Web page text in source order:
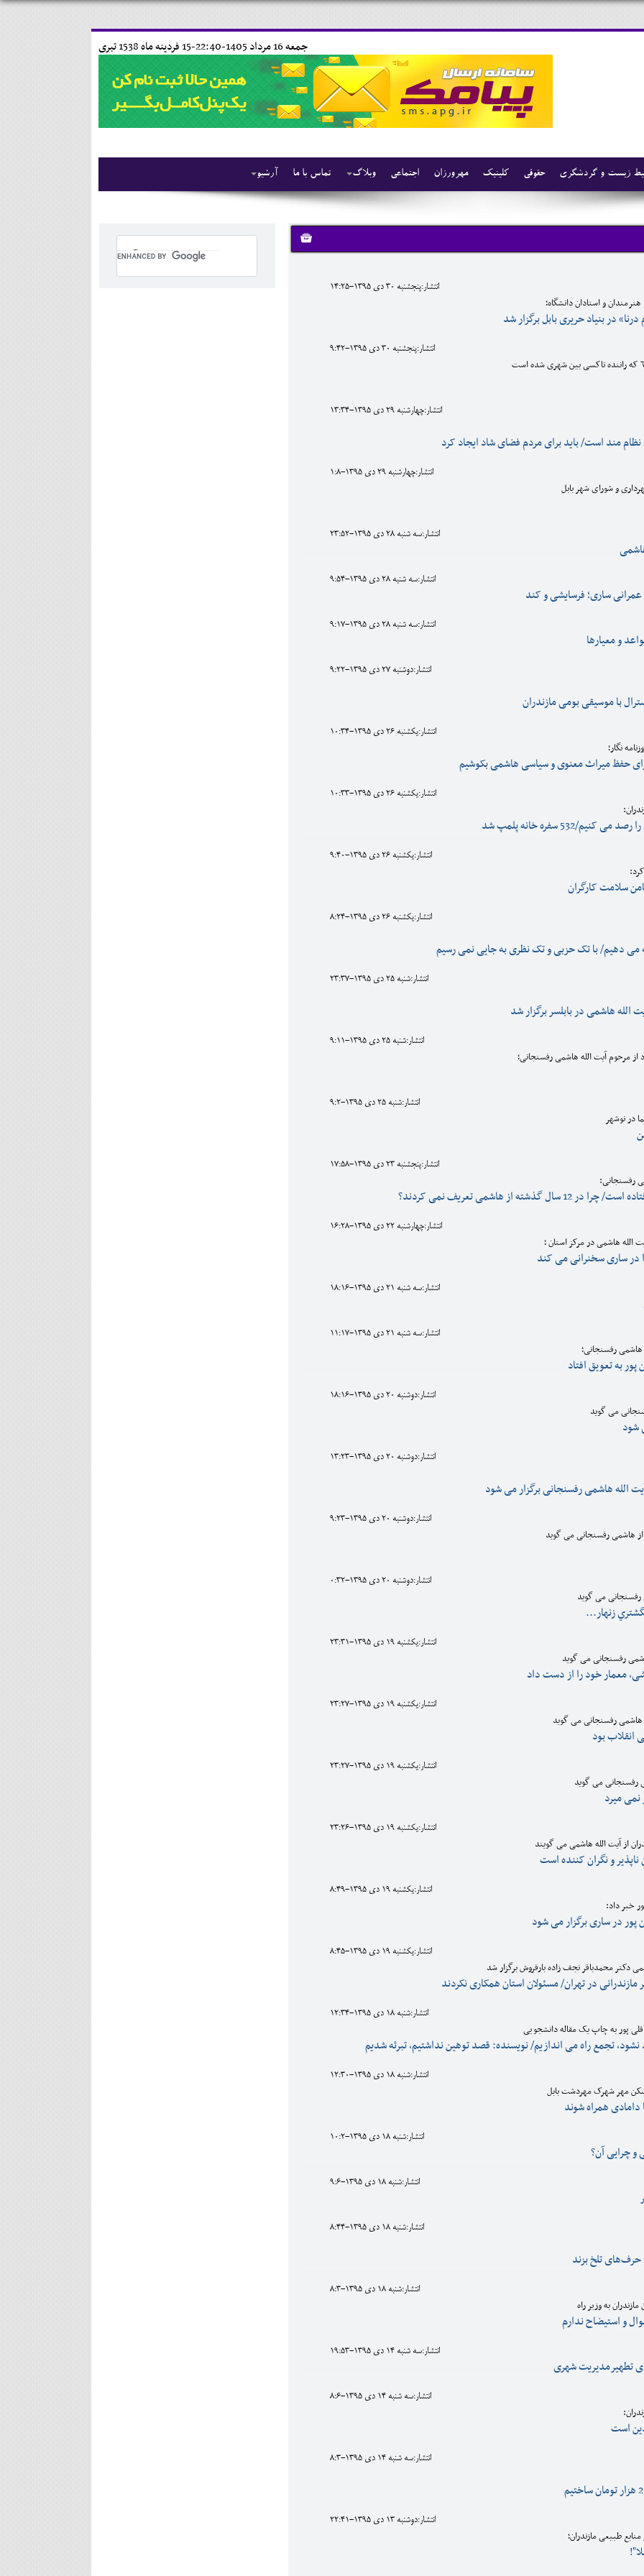
15 فردينه ماه 1538 تبری جمعه 16 مرداد 1405-22:40-
آرشیو تماس با ما وبلاگ اجتماعی مهرورزان کلینیک حقوقی زیست و گردشگری
انتشار:پنجشنبه 30 دی 1395-14:25
و استادان دانشگاه؛
در بنیاد حریری بابل برگزار شد
انتشار:پنجشنبه 30 دی 1395-9:42
انتشار:چهارشنبه 29 دی 1395-13:34
مند است/ باید برای مردم فضای شاد ایجاد کرد
انتشار:چهارشنبه 29 دی 1395-1:8
و شورای شهر بابل
انتشار:سه شنبه 28 دی 1395-23:52
انتشار:سه شنبه 28 دی 1395-9:54
ساری؛ فرسایشی و کند
انتشار:سه شنبه 28 دی 1395-9:17
و معیارها
انتشار:دوشنبه 27 دی 1395-9:22
با موسیقی بومی مازندران
انتشار:يکشنبه 26 دی 1395-10:34
نگار؛
حفظ میراث معنوی و سیاسی هاشمی بکوشیم
انتشار:يکشنبه 26 دی 1395-10:33
532 سفره خانه پلمپ شد
انتشار:يکشنبه 26 دی 1395-9:40
سلامت کارگران
انتشار:يکشنبه 26 دی 1395-8:24
می دهیم/ با تک حزبی و تک نظری به جایی نمی رسیم
انتشار:شنبه 25 دی 1395-23:37
هاشمی در بابلسر برگزار شد
انتشار:شنبه 25 دی 1395-9:11
مرحوم آیت الله هاشمی رفسنجانی؛
انتشار:شنبه 25 دی 1395-9:2
در نوشهر
انتشار:پنجشنبه 23 دی 1395-17:58
رفسنجانی:
گذشته از هاشمی تعریف نمی کردند؟
انتشار:چهارشنبه 22 دی 1395-16:28
هاشمی در مرکز استان ؛
در ساری سخنرانی می کند
انتشار:سه شنبه 21 دی 1395-18:16
انتشار:سه شنبه 21 دی 1395-11:17
رفسنجانی؛
به تعویق افتاد
انتشار:دوشنبه 20 دی 1395-18:16
می گوید
شود
انتشار:دوشنبه 20 دی 1395-13:23
الله هاشمی رفسنجانی برگزار می شود
انتشار:دوشنبه 20 دی 1395-9:23
هاشمی رفسنجانی می گوید
انتشار:دوشنبه 20 دی 1395-0:32
می گوید
زنهار...
انتشار:يکشنبه 19 دی 1395-23:31
رفسنجانی می گوید
معمار خود را از دست داد
انتشار:يکشنبه 19 دی 1395-23:27
هاشمی رفسنجانی می گوید
انقلاب بود
انتشار:يکشنبه 19 دی 1395-23:27
رفسنجانی می گوید
میرد
انتشار:يکشنبه 19 دی 1395-23:26
از آیت الله هاشمی می گویند
و نگران کننده است
انتشار:يکشنبه 19 دی 1395-8:49
خبر داد:
پور در ساری برگزار می شود
انتشار:يکشنبه 19 دی 1395-8:45
دکتر محمدباقر نجف زاده بارفروش برگزار شد
در تهران/ مسئولان استان همکاری نکردند
انتشار:شنبه 18 دی 1395-12:34
پور به چاپ یک مقاله دانشجویی
تجمع راه می اندازیم/ نویسنده: قصد توهین نداشتیم، تبرئه شدیم
انتشار:شنبه 18 دی 1395-12:30
مهر شهرک مهردشت بابل
دامادی همراه شوند
انتشار:شنبه 18 دی 1395-10:2
و چرایی آن؟
انتشار:شنبه 18 دی 1395-9:6
انتشار:شنبه 18 دی 1395-8:44
تلخ بزند
انتشار:شنبه 18 دی 1395-8:3
به وزیر راه
و استیضاح ندارم
انتشار:سه شنبه 14 دی 1395-19:53
تطهیرمدیریت شهری
انتشار:سه شنبه 14 دی 1395-8:6
است
انتشار:سه شنبه 14 دی 1395-8:3
انتشار:دوشنبه 13 دی 1395-22:41
طبیعی مازندران؛